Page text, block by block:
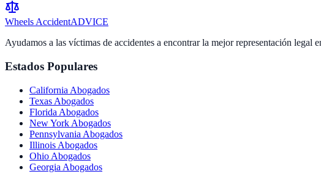
Wheels AccidentADVICE
Ayudamos a las víctimas de accidentes a encontrar la mejor representación legal
Estados Populares
California Abogados
Texas Abogados
Florida Abogados
New York Abogados
Pennsylvania Abogados
Illinois Abogados
Ohio Abogados
Georgia Abogados